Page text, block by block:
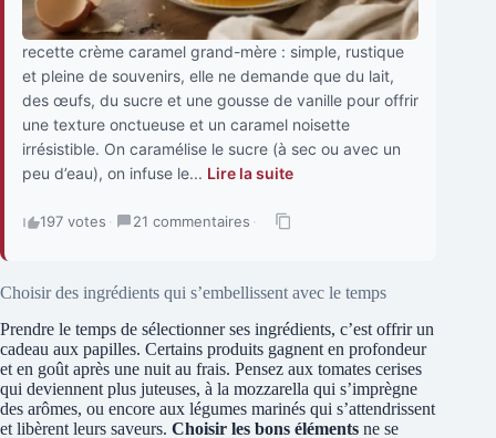
recette crème caramel grand-mère : simple, rustique
et pleine de souvenirs, elle ne demande que du lait,
des œufs, du sucre et une gousse de vanille pour offrir
une texture onctueuse et un caramel noisette
irrésistible. On caramélise le sucre (à sec ou avec un
peu d’eau), on infuse le... Lire la suite
197 votes · 21 commentaires ·
Choisir des ingrédients qui s’embellissent avec le temps
Prendre le temps de sélectionner ses ingrédients, c’est offrir un
cadeau aux papilles. Certains produits gagnent en profondeur
et en goût après une nuit au frais. Pensez aux tomates cerises
qui deviennent plus juteuses, à la mozzarella qui s’imprègne
des arômes, ou encore aux légumes marinés qui s’attendrissent
et libèrent leurs saveurs. Choisir les bons éléments ne se